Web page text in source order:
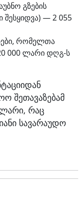
გზების
— 2 055
რომელთა
000 ლარი დღგ-ს
შეთავაზებამ
ლარი, რაც
სავარაუდო